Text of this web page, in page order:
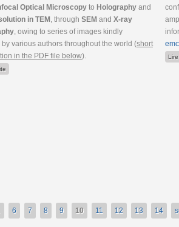
Optical Microscopy to Holography and
in TEM , through SEM and X-ray
, owing to series of images kindly
various authors throughout the world (short
in the PDF file below).
6 7 8 9 10 11 12 13 14